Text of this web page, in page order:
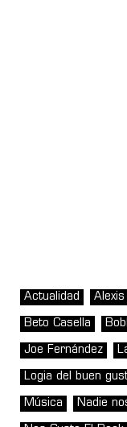
Actualidad
Beto Casella
Joe Fernández
Logia del buen
Música Nadie